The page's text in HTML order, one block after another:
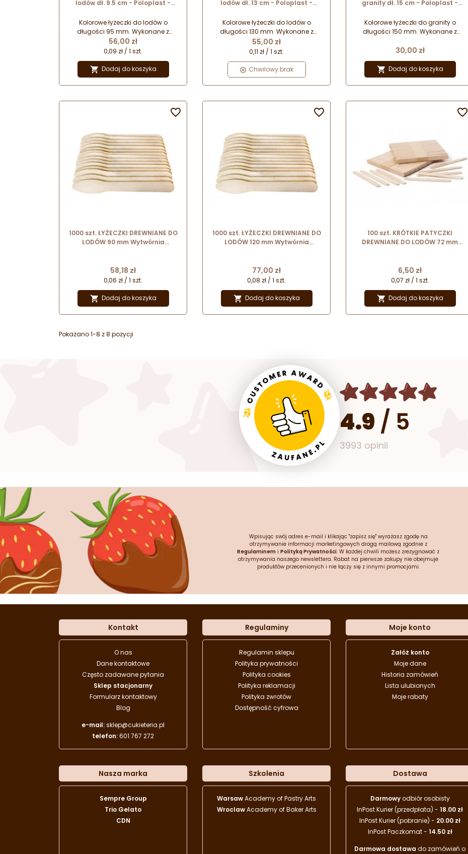
lodów dł. 9.5 cm - Poloplast -
do recyklingu - op. 1 kg
Kolorowe łyżeczki do lodów o
długości 95 mm. Wykonane z
tworzywa przeznaczonego do
recyklingu! Jednorazowe łyżeczki do
lodów i deserów. Wykazują
odporność na działanie temperatur
w zakresie od (-) 18°C do (+) 40°C.
Cena
56,00 zł
0,09 zł / 1 szt.
 Dodaj do koszyka
lodów dł. 13 cm - Poloplast -
do recyklingu
Kolorowe łyżeczki do lodów o
długości 130 mm. Wykonane z
tworzywa przeznaczonego do
recyklingu! Jednorazowe łyżeczki do
odporność na działanie temperatur
w zakresie od (-) 18°C do (+) 40°C.
Cena
55,00 zł
0,11 zł / 1 szt.
Chwilowy brak
granity dł. 15 cm - Poloplast -
do recyklingu
Kolorowe łyżeczki do granity o
długości 150 mm. Wykonane z
recyklingu! Jednorazowe łyżeczki do
lodów i deserów. Wykazują
odporność na działanie temperatur
w zakresie od (-) 18°C do (+) 40°C.
Cena
30,00 zł
 Dodaj do koszyka
1000 szt. ŁYŻECZKI DREWNIANE DO
LODÓW 90 mm Wytwórnia
Cena
58,18 zł
0,06 zł / 1 szt.
 Dodaj do koszyka

1000 szt. ŁYŻECZKI DREWNIANE DO
LODÓW 120 mm Wytwórnia
Cena
77,00 zł
0,08 zł / 1 szt.
 Dodaj do koszyka

100 szt. KRÓTKIE PATYCZKI
DREWNIANE DO LODÓW 72 mm
Cena
6,50 zł
0,07 zł / 1 szt.
 Dodaj do koszyka

Pokazano 1-8 z 8 pozycji
4.9 / 5
3993 opinii
Wpisując swój adres e-mail i klikając "zapisz się" wyrażasz zgodę na
otrzymywanie informacji marketingowych drogą mailową zgodnie z
Regulaminem i Polityką Prywatności. W każdej chwili możesz zrezygnować z
otrzymywania naszego newslettera. Rabat na pierwsze zakupy nie obejmuje
produktów przecenionych i nie łączy się z innymi promocjami.
Kontakt
O nas
Dane kontaktowe
Często zadawane pytania
Sklep stacjonarny
Formularz kontaktowy
Blog
e-mail:sklep@cukieteria.pl
telefon:601 767 272
Regulaminy
Regulamin sklepu
Polityka prywatności
Polityka cookies
Polityka reklamacji
Polityka zwrotów
Dostępność cyfrowa
Moje konto
Załóż konto
Moje dane
Historia zamówień
Lista ulubionych
Moje rabaty
Nasza marka
Sempre Group
Trio Gelato
CDN
Szkolenia
WarsawAcademy of Pastry Arts
WroclawAcademy of Baker Arts
Dostawa
Darmowyodbiór osobisty
InPost Kurier (przedpłata) - 18.00 zł
InPost Kurier (pobranie) - 20.00 zł
InPost Paczkomat - 14.50 zł
Darmowa dostawa do zamówień o